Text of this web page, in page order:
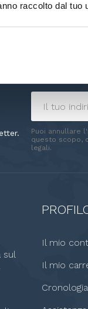
raccolto dal tuo
Puoi annullare
questo scopo,
legali.
sul
Il mio
Il mio